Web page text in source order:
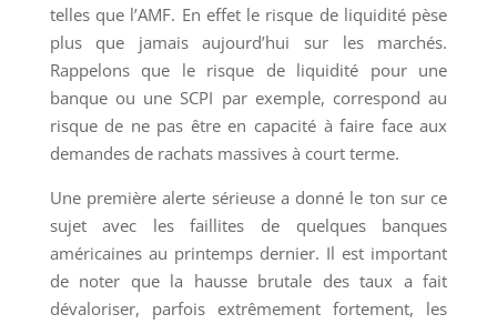
telles que l’AMF. En effet le risque de liquidité pèse
plus que jamais aujourd’hui sur les marchés.
Rappelons que le risque de liquidité pour une
banque ou une SCPI par exemple, correspond au
risque de ne pas être en capacité à faire face aux
demandes de rachats massives à court terme.
Une première alerte sérieuse a donné le ton sur ce
sujet avec les faillites de quelques banques
américaines au printemps dernier. Il est important
de noter que la hausse brutale des taux a fait
dévaloriser, parfois extrêmement fortement, les